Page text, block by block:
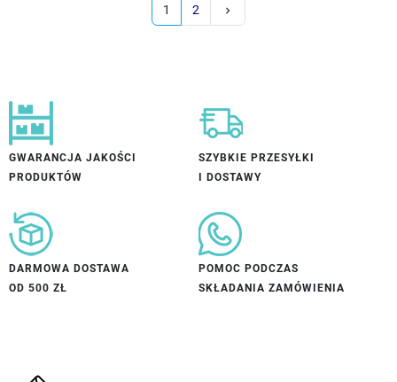
1 2 keyboard_arrow_right
GWARANCJA JAKOŚCI
PRODUKTÓW
SZYBKIE PRZESYŁKI
I DOSTAWY
DARMOWA DOSTAWA
OD 500 ZŁ
POMOC PODCZAS
SKŁADANIA ZAMÓWIENIA